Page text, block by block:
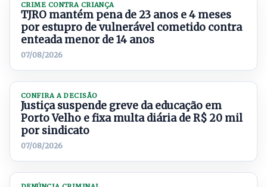
CRIME CONTRA CRIANÇA
TJRO mantém pena de 23 anos e 4 meses
por estupro de vulnerável cometido contra
enteada menor de 14 anos
07/08/2026
CONFIRA A DECISÃO
Justiça suspende greve da educação em
Porto Velho e fixa multa diária de R$ 20 mil
por sindicato
07/08/2026